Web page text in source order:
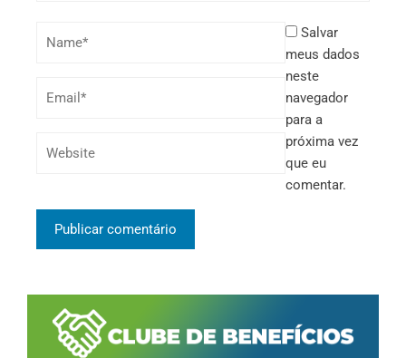
Salvar
meus dados
neste
navegador
para a
próxima vez
que eu
comentar.